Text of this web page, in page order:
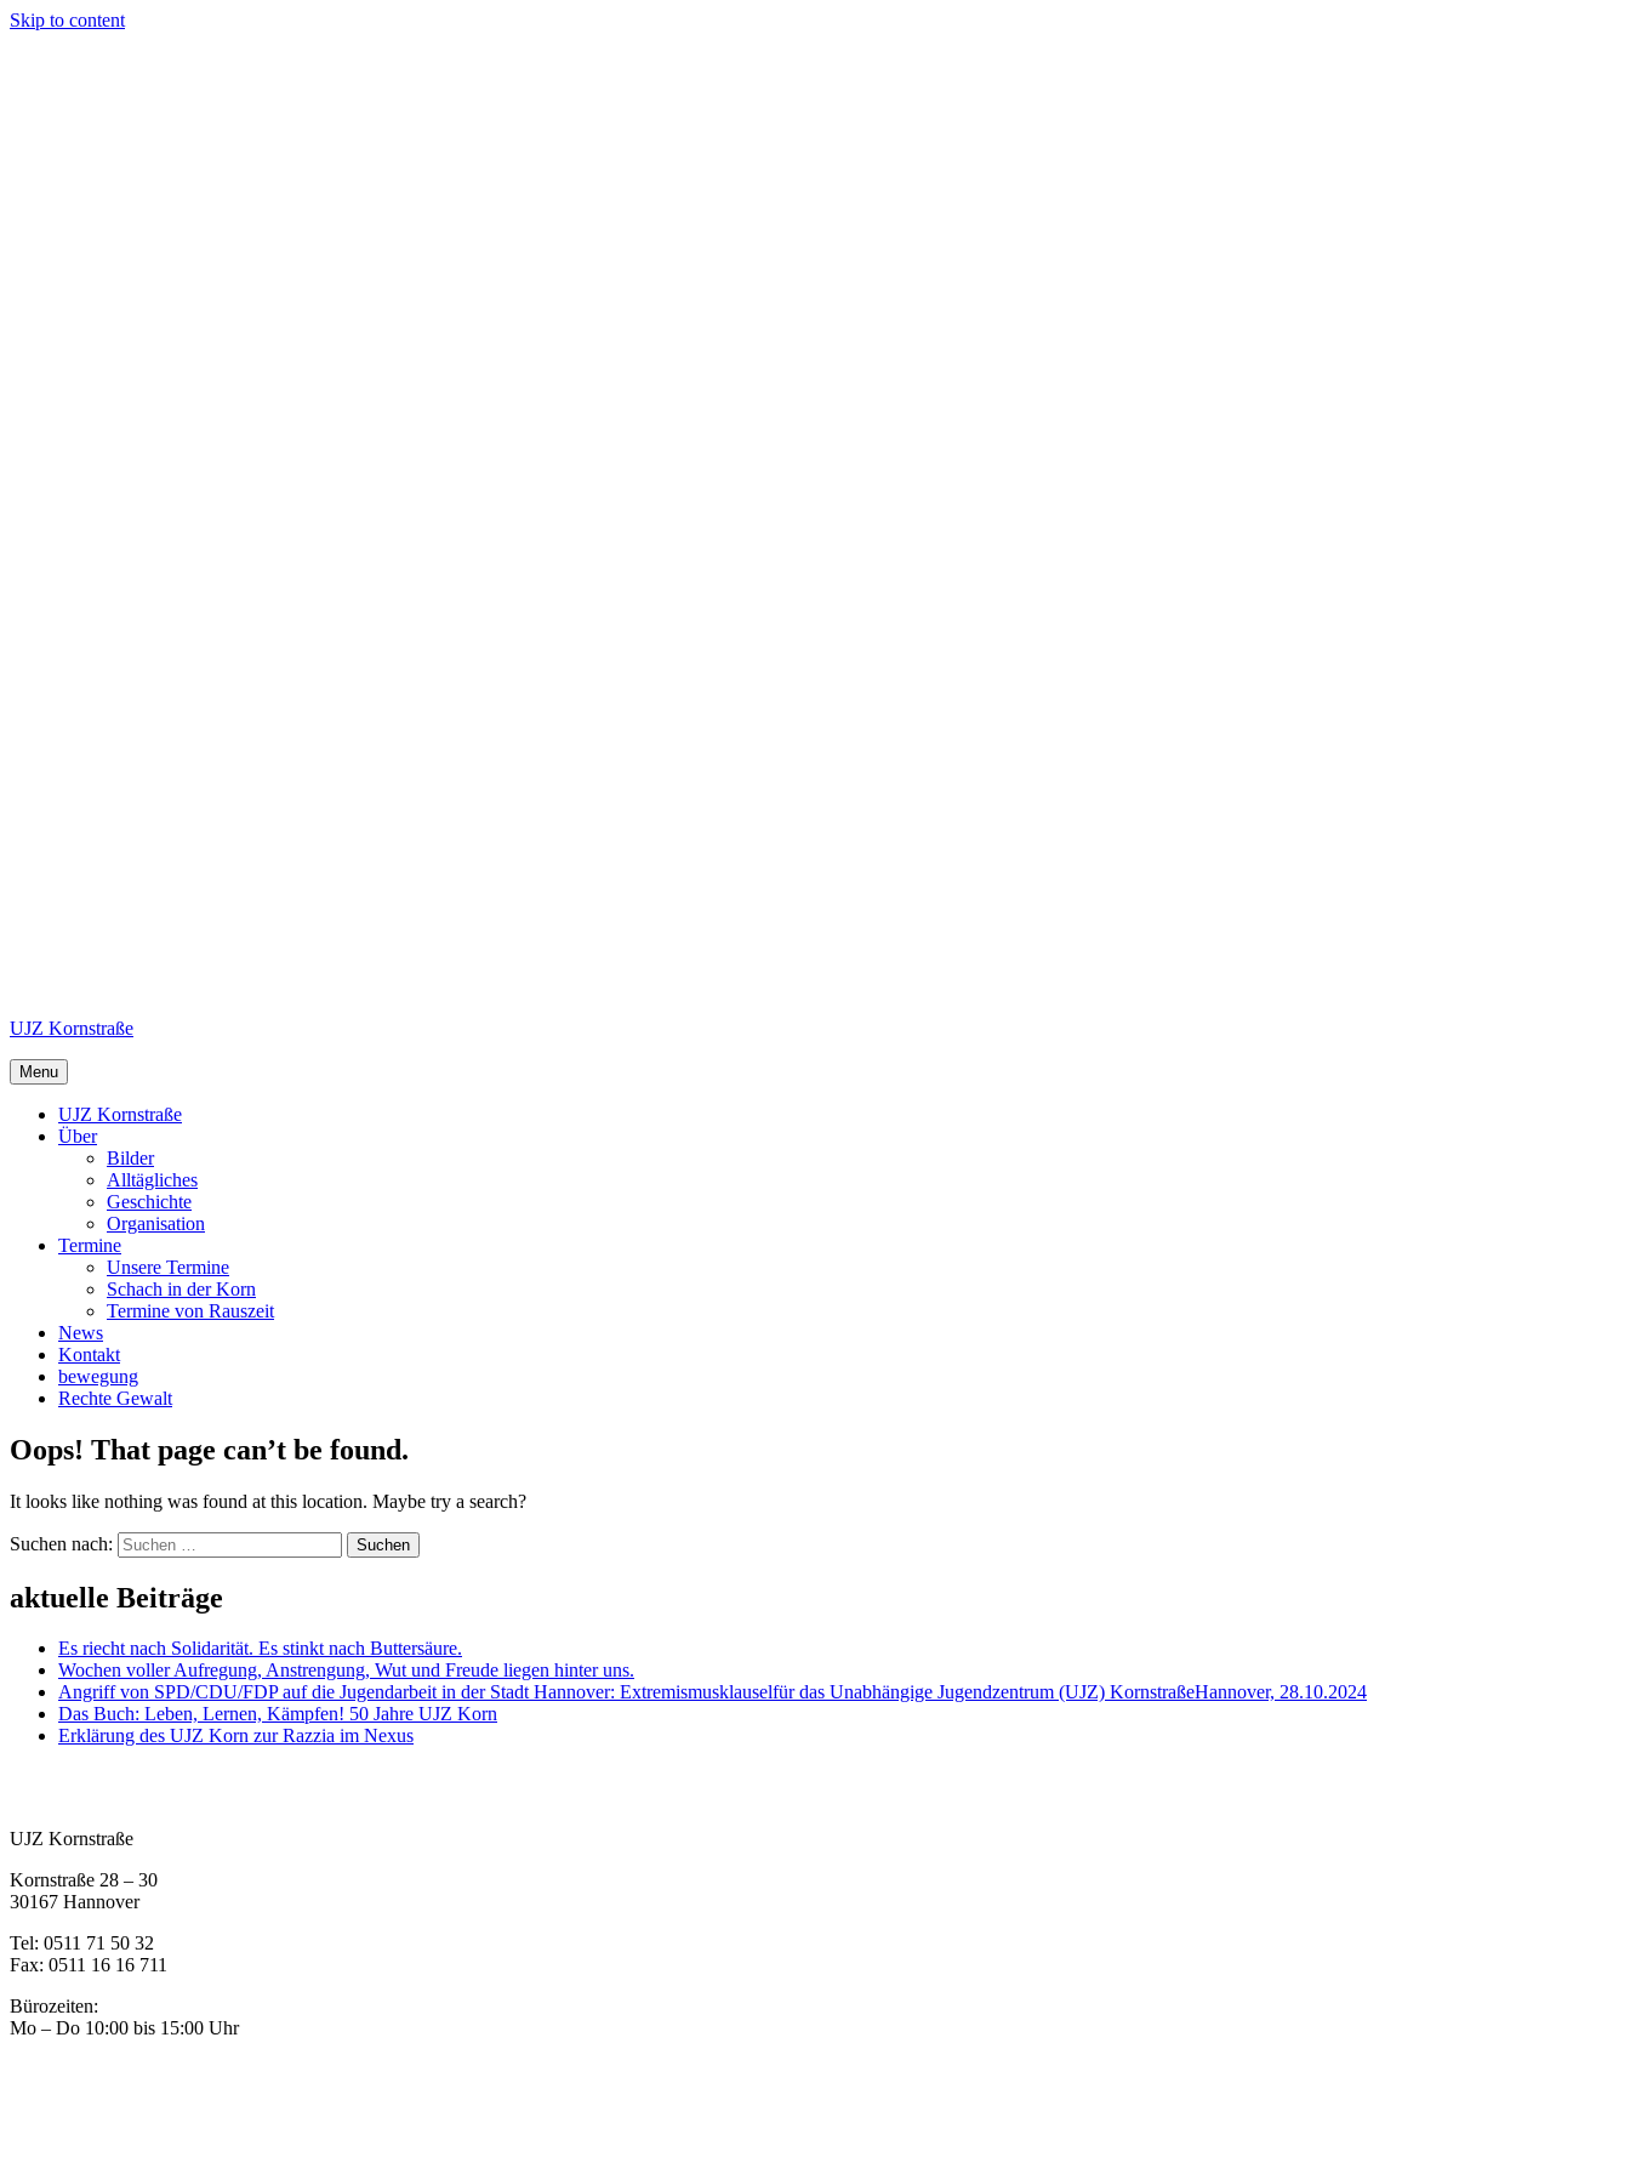
Skip to content
UJZ Kornstraße
Menu
UJZ Kornstraße
Über
Bilder
Alltägliches
Geschichte
Organisation
Termine
Unsere Termine
Schach in der Korn
Termine von Rauszeit
News
Kontakt
bewegung
Rechte Gewalt
Oops! That page can’t be found.
It looks like nothing was found at this location. Maybe try a search?
Suchen nach:
aktuelle Beiträge
Es riecht nach Solidarität. Es stinkt nach Buttersäure.
Wochen voller Aufregung, Anstrengung, Wut und Freude liegen hinter uns.
Angriff von SPD/CDU/FDP auf die Jugendarbeit in der Stadt Hannover: Extremismusklauselfür das Unabhängige Jugendzentrum (UJZ) KornstraßeHannover, 28.10.2024
Das Buch: Leben, Lernen, Kämpfen! 50 Jahre UJZ Korn
Erklärung des UJZ Korn zur Razzia im Nexus
UJZ Kornstraße
Kornstraße 28 – 30
30167 Hannover
Tel: 0511 71 50 32
Fax: 0511 16 16 711
Bürozeiten:
Mo – Do 10:00 bis 15:00 Uhr